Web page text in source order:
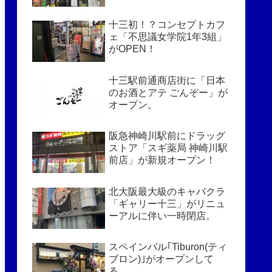
十三初！？コンセプトカフ
ェ「不思議女学院1年3組」
がOPEN！
十三駅前通商店街に「日本
のお酒とアテ ごんぞー」が
オープン。
阪急神崎川駅前にドラッグ
ストア「スギ薬局 神崎川駅
前店」が新規オープン！
北大阪最大級のキャバクラ
「ギャリー十三」がリニュ
ーアルに伴い一時閉店。
スペインバル｢Tiburon(ティ
ブロン)｣がオープンして